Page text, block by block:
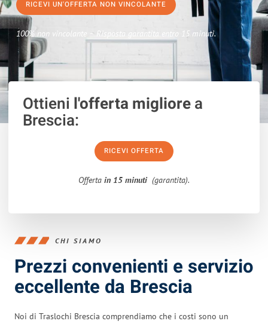
RICEVI UN'OFFERTA NON VINCOLANTE
100% non vincolante – Risposta garantita entro 15 minuti.
Ottieni l'offerta migliorea
Brescia:
RICEVI OFFERTA
Offerta in 15 minuti (garantita).
CHI SIAMO
Prezzi convenienti e servizio
eccellente da Brescia
Noi di Traslochi Brescia comprendiamo che i costi sono un